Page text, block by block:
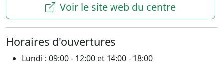
Voir le site web du centre
Horaires d'ouvertures
Lundi : 09:00 - 12:00 et 14:00 - 18:00